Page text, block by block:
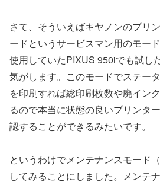
さて、そういえばキヤノンのプリ
ードというサービスマン用のモー
使用していたPIXUS 950iでも試し
気がします。このモードでステー
を印刷すれば総印刷枚数や廃イン
るので本当に状態の良いプリンタ
認することができるみたいです。
というわけでメンテナンスモード
してみることにしました。メンテ